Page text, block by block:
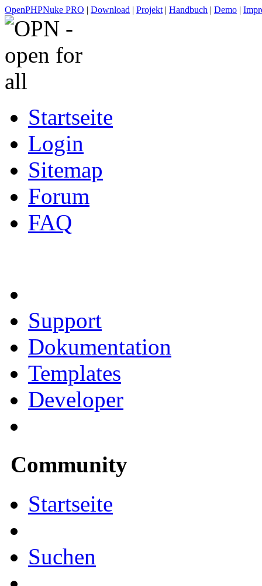
OpenPHPNuke PRO | Download | Projekt | Handbuch | Demo |
Startseite
Login
Sitemap
Forum
FAQ
Support
Dokumentation
Templates
Developer
Community
Startseite
Suchen